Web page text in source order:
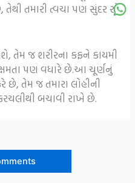
તમારી ત્વચા પણ સુંદર રહે
તેમ જ શરીરના કફને કાયમી
પણ વધારે છે.આ ચૂર્ણનું
છે, તેમ જ તમારા લોહીની
બચાવી રાખે છે.